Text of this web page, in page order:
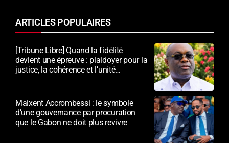
ARTICLES POPULAIRES
[Tribune Libre] Quand la fidélité
devient une épreuve : plaidoyer pour la
justice, la cohérence et l’unité
Maixent Accrombessi : le symbole
d’une gouvernance par procuration
que le Gabon ne doit plus revivre